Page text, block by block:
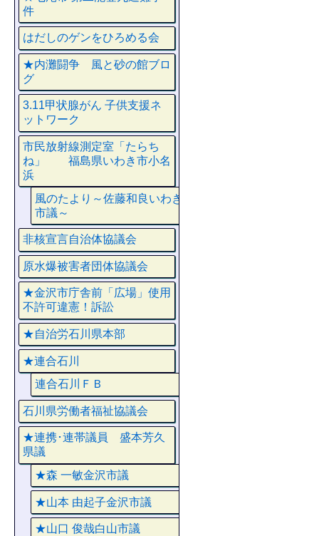
件
はだしのゲンをひろめる会
★内灘闘争 風と砂の館ブロ
グ
3.11甲状腺がん 子供支援ネ
ットワーク
市民放射線測定室「たらち
ね」 福島県いわき市小名
浜
風のたより～佐藤和良いわき
市議～
非核宣言自治体協議会
原水爆被害者団体協議会
★金沢市庁舎前「広場」使用
不許可違憲！訴訟
★自治労石川県本部
★連合石川
連合石川ＦＢ
石川県労働者福祉協議会
★連携･連帯議員 盛本芳久
県議
★森 一敏金沢市議
★山本 由起子金沢市議
★山口 俊哉白山市議